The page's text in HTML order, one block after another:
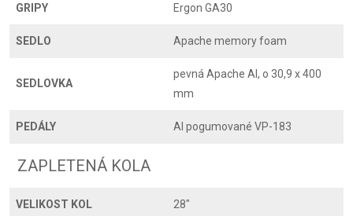
GRIPY Ergon GA30
SEDLO Apache memory foam
SEDLOVKA
pevná Apache Al, o 30,9 x 400
mm
PEDÁLY Al pogumované VP-183
ZAPLETENÁ KOLA
VELIKOST KOL 28"